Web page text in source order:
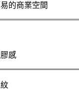
的商業空間
感